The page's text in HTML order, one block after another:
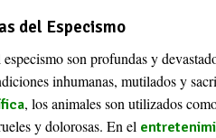
del Especismo
son profundas y
inhumanas, mutilados y
, los animales son utilizados
y dolorosas. En el